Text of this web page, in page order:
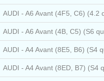
AUDI - A6 Avant (4F5, C6) (4.2
AUDI - A6 Avant (4B, C5) (S6
AUDI - A4 Avant (8E5, B6) (S4
AUDI - A4 Avant (8ED, B7) (S4